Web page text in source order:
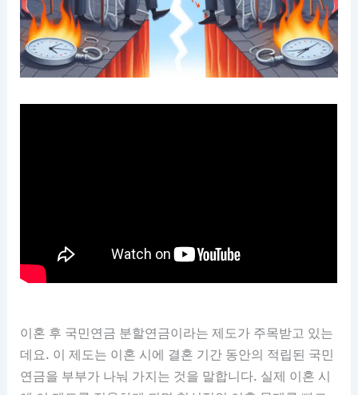
이혼 후 국민연금 분할연금이라는 제도가 주목받고 있는
데요. 이 제도는 이혼 시에 결혼 기간 동안의 적립된 국민
연금을 부부가 나눠 가지는 것을 말합니다. 실제 이혼 시